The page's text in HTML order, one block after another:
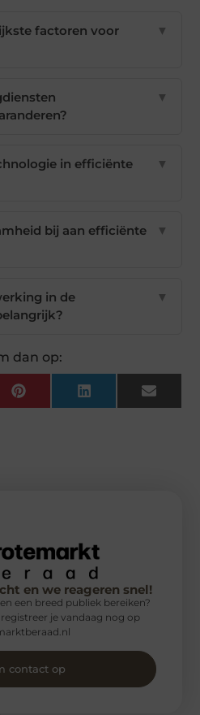
factoren voor
▼
▼
in efficiënte
▼
bij aan efficiënte
▼
in de
▼
dan op:
Pinterest LinkedIn Email
en we reageren snel!
een breed publiek bereiken?
je vandaag nog op
contact op